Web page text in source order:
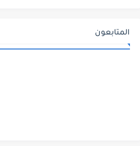
المتابعون